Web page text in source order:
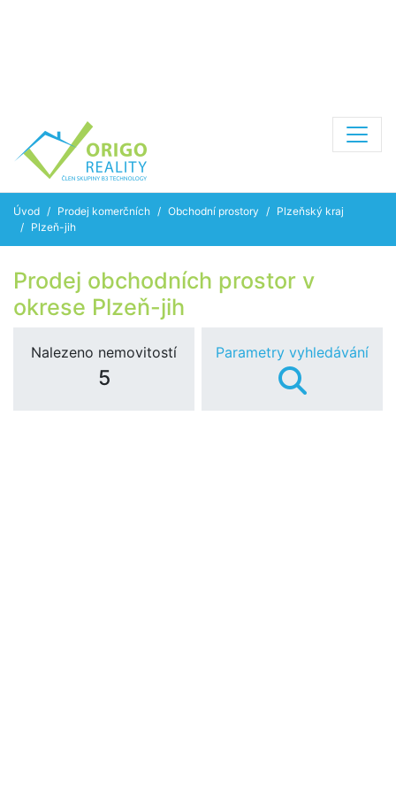
Úvod Prodej komerčních Obchodní prostory
Plzeňský kraj
Plzeň-jih
Prodej obchodních prostor v
okrese Plzeň-jih
Nalezeno nemovitostí
5
Parametry vyhledávání